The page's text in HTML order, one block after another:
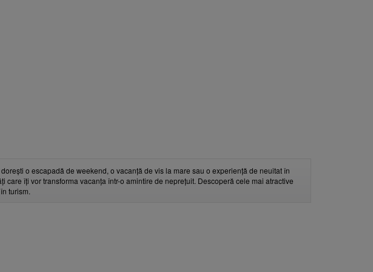
o escapadă de weekend, o vacanță de vis la mare sau o experiență de neuitat în
îți vor transforma vacanța într-o amintire de neprețuit. Descoperă cele mai atractive
turism.